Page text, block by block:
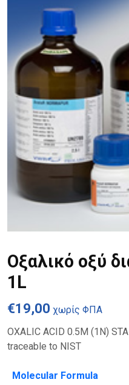
Οξαλικό οξύ
1L
€19,00 χωρίς ΦΠΑ
OXALIC ACID 0.5M (1N)
traceable to NIST
Molecular Formula